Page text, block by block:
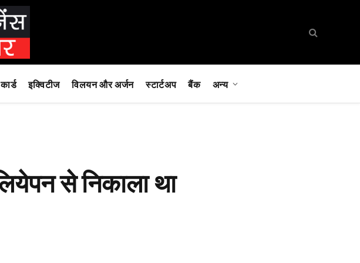
इक्विटीज विलयन और अर्जन स्टार्टअप बैंक अन्य
से निकाला था